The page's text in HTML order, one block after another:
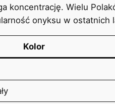
koncentrację. Wielu
onyksu w ostatnich
Kolor